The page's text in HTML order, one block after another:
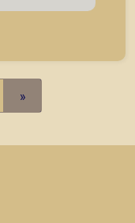
Vaga de
comerciais
»